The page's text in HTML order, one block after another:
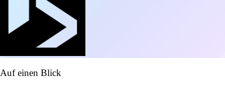
Auf einen Blick